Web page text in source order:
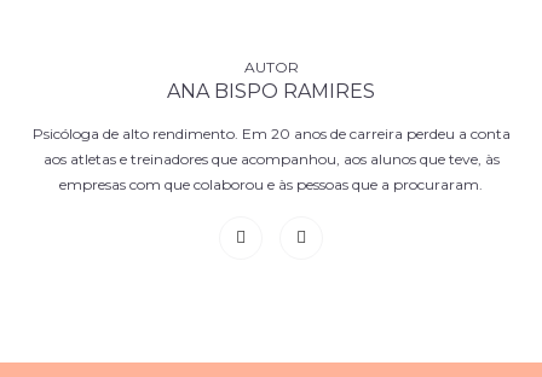
ANA BISPO RAMIRES
Psicóloga de alto rendimento. Em 20 anos de carreira perdeu a conta
aos atletas e treinadores que acompanhou, aos alunos que teve, às
empresas com que colaborou e às pessoas que a procuraram.